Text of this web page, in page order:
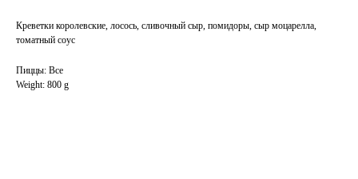
Креветки королевские, лосось, сливочный сыр, помидоры, сыр моцарелла,
томатный соус
Пиццы: Все
Weight: 800 g